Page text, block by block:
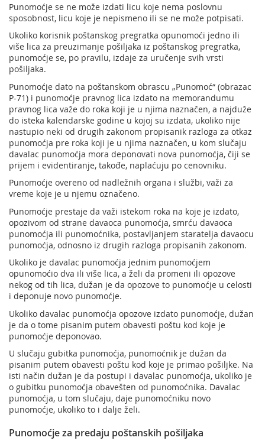
Punomoćje se ne može izdati licu koje nema poslovnu
sposobnost, licu koje je nepismeno ili se ne može potpisati.
Ukoliko korisnik poštanskog pregratka opunomoći jedno ili
više lica za preuzimanje pošiljaka iz poštanskog pregratka,
punomoćje se, po pravilu, izdaje za uručenje svih vrsti
pošiljaka.
Punomoćje dato na poštanskom obrascu „Punomoć“ (obrazac
P-71) i punomoćje pravnog lica izdato na memorandumu
pravnog lica važe do roka koji je u njima naznačen, a najduže
do isteka kalendarske godine u kojoj su izdata, ukoliko nije
nastupio neki od drugih zakonom propisanik razloga za otkaz
punomoćja pre roka koji je u njima naznačen, u kom slučaju
davalac punomoćja mora deponovati nova punomoćja, čiji se
prijem i evidentiranje, takođe, naplaćuju po cenovniku.
Punomoćje overeno od nadležnih organa i službi, važi za
vreme koje je u njemu označeno.
Punomoćje prestaje da važi istekom roka na koje je izdato,
opozivom od strane davaoca punomoćja, smrću davaoca
punomoćja ili punomoćnika, postavljanjem staratelja davaocu
punomoćja, odnosno iz drugih razloga propisanih zakonom.
Ukoliko je davalac punomoćja jednim punomoćjem
opunomoćio dva ili više lica, a želi da promeni ili opozove
nekog od tih lica, dužan je da opozove to punomoćje u celosti
i deponuje novo punomoćje.
Ukoliko davalac punomoćja opozove izdato punomoćje, dužan
je da o tome pisanim putem obavesti poštu kod koje je
punomoćje deponovao.
U slučaju gubitka punomoćja, punomoćnik je dužan da
pisanim putem obavesti poštu kod koje je primao pošiljke. Na
isti način dužan je da postupi i davalac punomoćja, ukoliko je
o gubitku punomoćja obavešten od punomoćnika. Davalac
punomoćja, u tom slučaju, daje punomoćniku novo
punomoćje, ukoliko to i dalje želi.
Punomoćje za predaju poštanskih pošiljaka